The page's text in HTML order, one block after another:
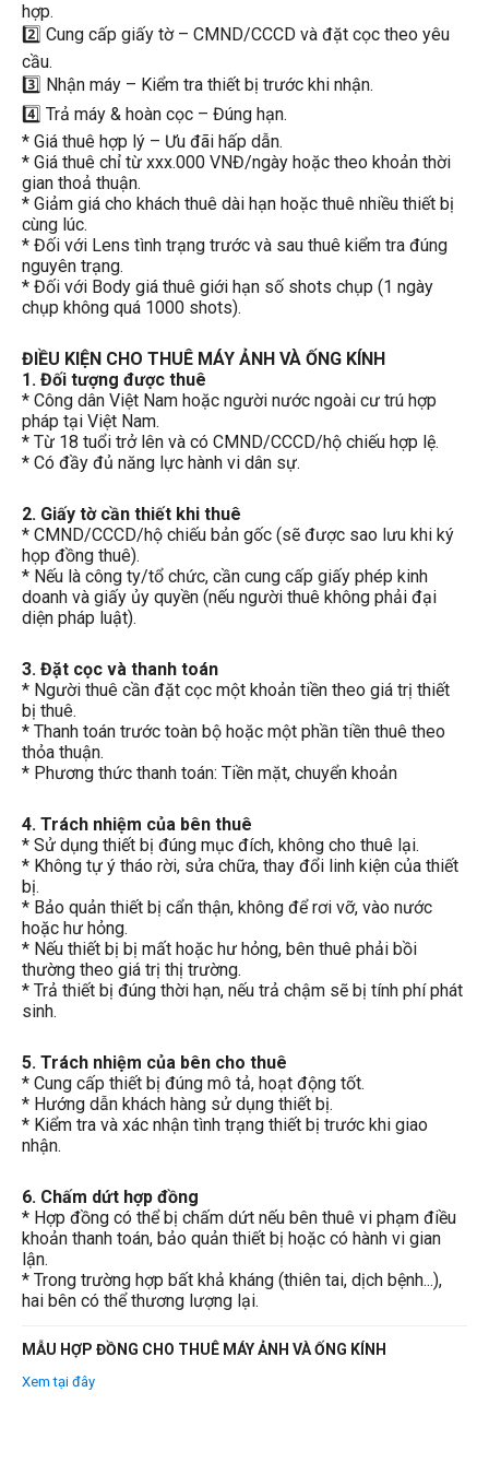
hợp.
2️⃣ Cung cấp giấy tờ – CMND/CCCD và đặt cọc theo yêu
cầu.
3️⃣ Nhận máy – Kiểm tra thiết bị trước khi nhận.
4️⃣ Trả máy & hoàn cọc – Đúng hạn.
* Giá thuê hợp lý – Ưu đãi hấp dẫn.
* Giá thuê chỉ từ xxx.000 VNĐ/ngày hoặc theo khoản thời
gian thoả thuận.
* Giảm giá cho khách thuê dài hạn hoặc thuê nhiều thiết bị
cùng lúc.
* Đối với Lens tình trạng trước và sau thuê kiểm tra đúng
nguyên trạng.
* Đối với Body giá thuê giới hạn số shots chụp (1 ngày
chụp không quá 1000 shots).
ĐIỀU KIỆN CHO THUÊ MÁY ẢNH VÀ ỐNG KÍNH
1. Đối tượng được thuê
* Công dân Việt Nam hoặc người nước ngoài cư trú hợp
pháp tại Việt Nam.
* Từ 18 tuổi trở lên và có CMND/CCCD/hộ chiếu hợp lệ.
* Có đầy đủ năng lực hành vi dân sự.
2. Giấy tờ cần thiết khi thuê
* CMND/CCCD/hộ chiếu bản gốc (sẽ được sao lưu khi ký
họp đồng thuê).
* Nếu là công ty/tổ chức, cần cung cấp giấy phép kinh
doanh và giấy ủy quyền (nếu người thuê không phải đại
diện pháp luật).
3. Đặt cọc và thanh toán
* Người thuê cần đặt cọc một khoản tiền theo giá trị thiết
bị thuê.
* Thanh toán trước toàn bộ hoặc một phần tiền thuê theo
thỏa thuận.
* Phương thức thanh toán: Tiền mặt, chuyển khoản
4. Trách nhiệm của bên thuê
* Sử dụng thiết bị đúng mục đích, không cho thuê lại.
* Không tự ý tháo rời, sửa chữa, thay đổi linh kiện của thiết
bị.
* Bảo quản thiết bị cẩn thận, không để rơi vỡ, vào nước
hoặc hư hỏng.
* Nếu thiết bị bị mất hoặc hư hỏng, bên thuê phải bồi
thường theo giá trị thị trường.
* Trả thiết bị đúng thời hạn, nếu trả chậm sẽ bị tính phí phát
sinh.
5. Trách nhiệm của bên cho thuê
* Cung cấp thiết bị đúng mô tả, hoạt động tốt.
* Hướng dẫn khách hàng sử dụng thiết bị.
* Kiểm tra và xác nhận tình trạng thiết bị trước khi giao
nhận.
6. Chấm dứt hợp đồng
* Hợp đồng có thể bị chấm dứt nếu bên thuê vi phạm điều
khoản thanh toán, bảo quản thiết bị hoặc có hành vi gian
lận.
* Trong trường hợp bất khả kháng (thiên tai, dịch bệnh...),
hai bên có thể thương lượng lại.
MẪU HỢP ĐỒNG CHO THUÊ MÁY ẢNH VÀ ỐNG KÍNH
Xem tại đây